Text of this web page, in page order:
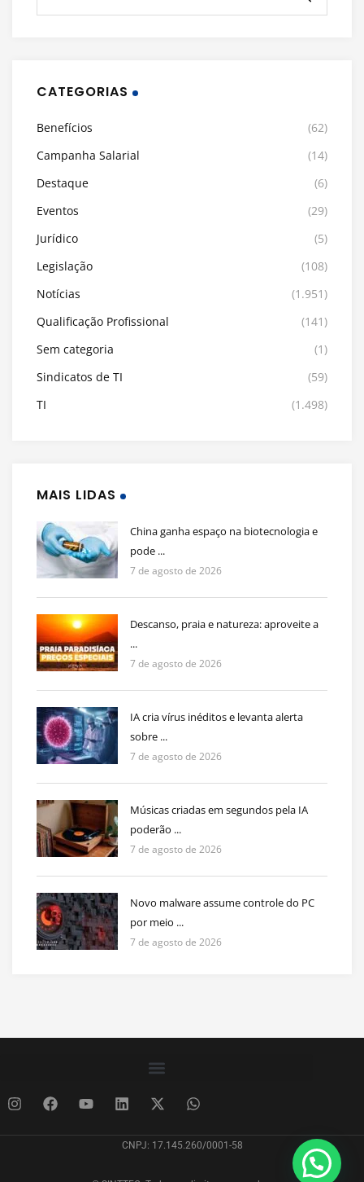
CATEGORIAS
Benefícios
(62)
Campanha Salarial
(14)
Destaque
(6)
Eventos
(29)
Jurídico
(5)
Legislação
(108)
Notícias
(1.951)
Qualificação Profissional
(141)
Sem categoria
(1)
Sindicatos de TI
(59)
TI
(1.498)
MAIS LIDAS
China ganha espaço na biotecnologia e
pode ...
7 de agosto de 2026
Descanso, praia e natureza: aproveite a
...
7 de agosto de 2026
IA cria vírus inéditos e levanta alerta
sobre ...
7 de agosto de 2026
Músicas criadas em segundos pela IA
poderão ...
7 de agosto de 2026
Novo malware assume controle do PC
por meio ...
7 de agosto de 2026
CNPJ: 17.145.260/0001-58